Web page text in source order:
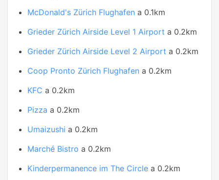
McDonald's Zürich Flughafen a 0.1km
Grieder Zürich Airside Level 1 Airport a 0.2km
Grieder Zürich Airside Level 2 Airport a 0.2km
Coop Pronto Zürich Flughafen a 0.2km
KFC a 0.2km
Pizza a 0.2km
Umaizushi a 0.2km
Marché Bistro a 0.2km
Kinderpermanence im The Circle a 0.2km